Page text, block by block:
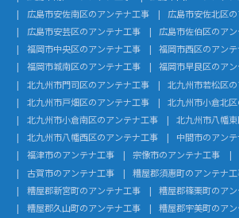
広島市安佐南区のアンテナ工事
広島市安佐北区
広島市安芸区のアンテナ工事
広島市佐伯区のア
福岡市中央区のアンテナ工事
福岡市西区のアン
福岡市城南区のアンテナ工事
福岡市早良区のア
北九州市門司区のアンテナ工事
北九州市若松区
北九州市戸畑区のアンテナ工事
北九州市小倉北
北九州市小倉南区のアンテナ工事
北九州市八幡
北九州市八幡西区のアンテナ工事
中間市のアン
福津市のアンテナ工事
宗像市のアンテナ工事
古賀市のアンテナ工事
糟屋郡須惠町のアンテナ
糟屋郡新宮町のアンテナ工事
糟屋郡篠栗町のア
糟屋郡久山町のアンテナ工事
糟屋郡宇美町のア